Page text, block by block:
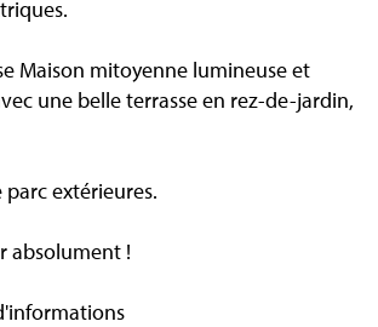
Maison mitoyenne lumineuse et
une belle terrasse en rez-de-jardin,
parc extérieures.
absolument !